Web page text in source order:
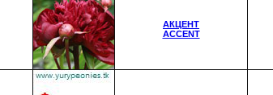
АКЦЕНТ
ACCENT